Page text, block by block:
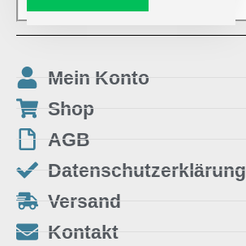
Mein Konto
Shop
AGB
Datenschutzerklärung
Versand
Kontakt